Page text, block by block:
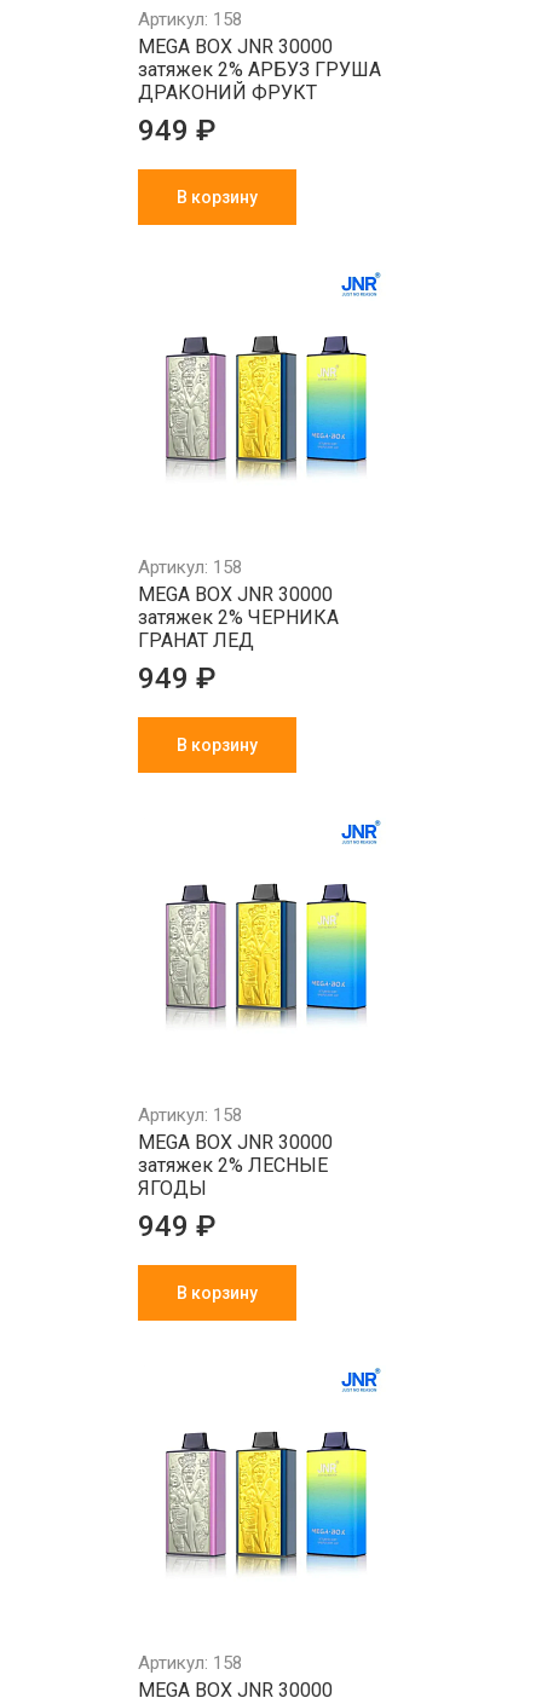
Артикул: 158
MEGA BOX JNR 30000
затяжек 2% АРБУЗ ГРУША
ДРАКОНИЙ ФРУКТ
949 ₽
В корзину
Артикул: 158
MEGA BOX JNR 30000
затяжек 2% ЧЕРНИКА
ГРАНАТ ЛЕД
949 ₽
В корзину
Артикул: 158
MEGA BOX JNR 30000
затяжек 2% ЛЕСНЫЕ
ЯГОДЫ
949 ₽
В корзину
Артикул: 158
MEGA BOX JNR 30000